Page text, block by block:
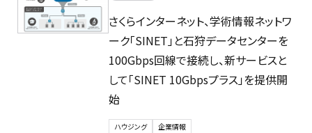
さくらインターネット、学術情報ネットワ
ーク「SINET」と石狩データセンターを
100Gbps回線で接続し、新サービスと
して「SINET 10Gbpsプラス」を提供開
始
ハウジング
企業情報